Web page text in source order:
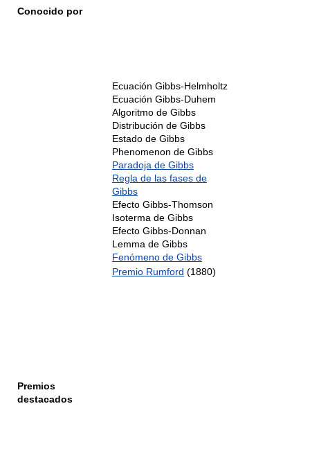
Conocido por
Ecuación Gibbs-Helmholtz
Ecuación Gibbs-Duhem
Algoritmo de Gibbs
Distribución de Gibbs
Estado de Gibbs
Phenomenon de Gibbs
Paradoja de Gibbs
Regla de las fases de
Gibbs
Efecto Gibbs-Thomson
Isoterma de Gibbs
Efecto Gibbs-Donnan
Lemma de Gibbs
Fenómeno de Gibbs
Premios
destacados
Premio Rumford (1880)